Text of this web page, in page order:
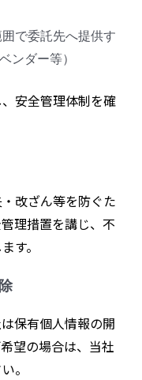
で委託先へ提供す
ンダー等）
安全管理体制を確
改ざん等を防ぐた
理措置を講じ、不
す。
保有個人情報の開
望の場合は、当社
。